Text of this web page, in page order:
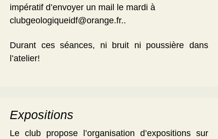
impératif d’envoyer un mail le mardi à
clubgeologiqueidf@orange.fr..
Durant ces séances, ni bruit ni poussière dans
l’atelier!
Expositions
Le club propose l’organisation d’expositions sur